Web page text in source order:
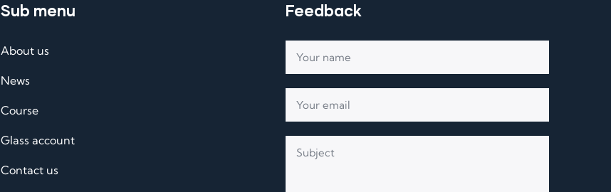
Sub menu
About us
News
Course
Glass account
Contact us
Feedback